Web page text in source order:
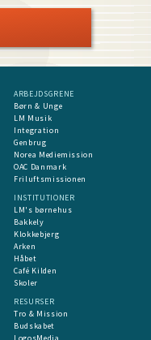
ARBEJDSGRENE
Børn & Unge
LM Musik
Integration
Genbrug
Norea Mediemission
OAC Danmark
Friluftsmissionen
INSTITUTIONER
LM's børnehus
Bakkely
Klokkebjerg
Arken
Håbet
Café Kilden
Skoler
RESURSER
Tro & Mission
Budskabet